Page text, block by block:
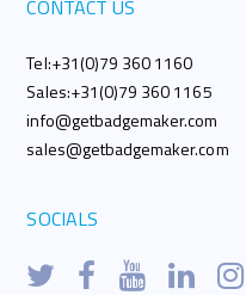
CONTACT US
Tel:+31(0)79 360 1160
Sales:+31(0)79 360 1165
info@getbadgemaker.com
sales@getbadgemaker.com
SOCIALS